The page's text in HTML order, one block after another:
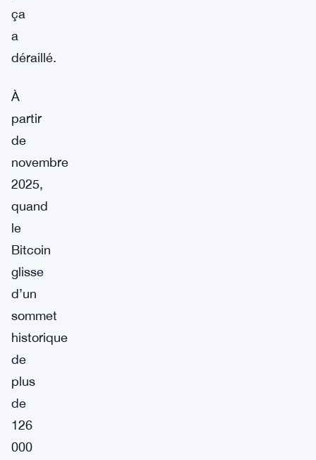
ça
a
déraillé.
À
partir
de
novembre
2025,
quand
le
Bitcoin
glisse
d’un
sommet
historique
de
plus
de
126
000